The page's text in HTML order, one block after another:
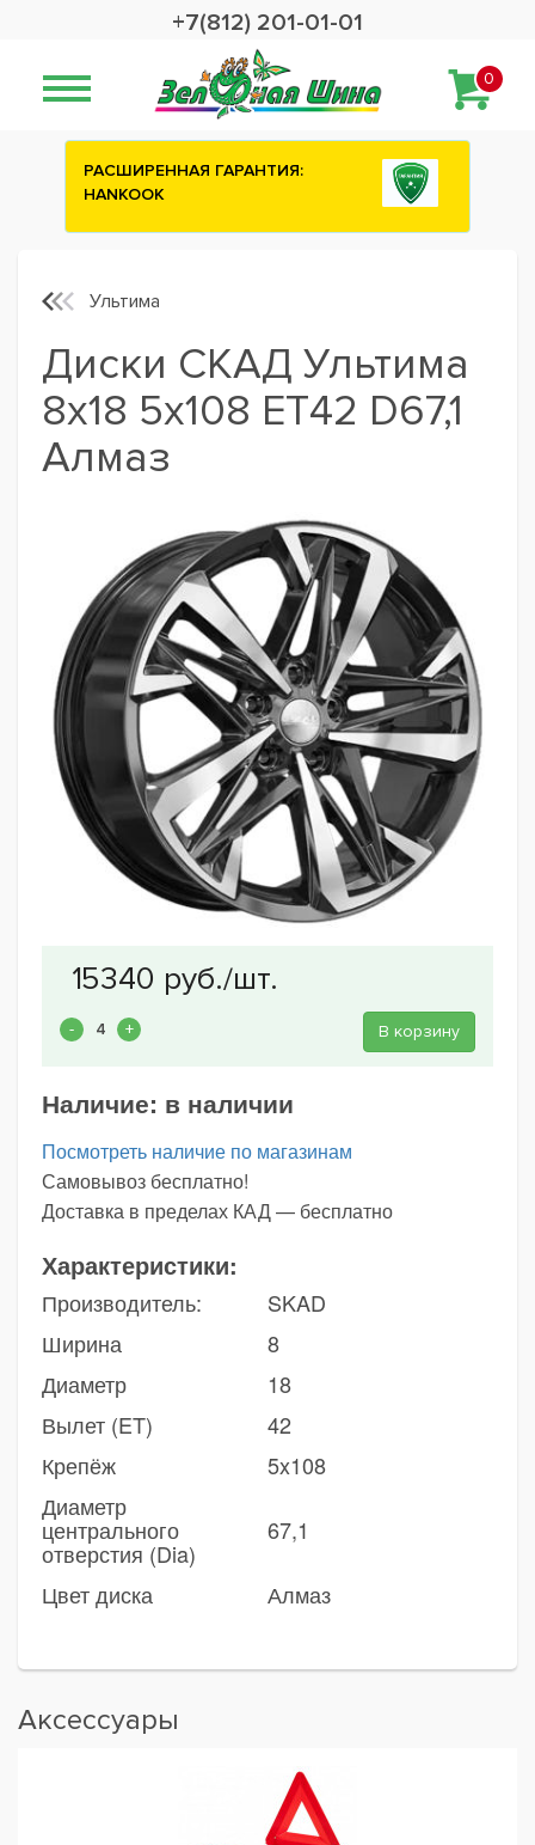
+7(812) 201-01-01
0
Сashback 2500 рублей на зимние
Ультима
Диски СКАД Ультима
8x18 5x108 ET42 D67,1
Алмаз
В корзину
Наличие: в наличии
Посмотреть наличие по магазинам
Самовывоз бесплатно!
Доставка в пределах КАД — бесплатно
Характеристики:
Производитель:
SKAD
Ширина
8
Диаметр
18
Вылет (ET)
42
Крепёж
5x108
Диаметр
центрального
отверстия (Dia)
67,1
Цвет диска Алмаз
Аксессуары